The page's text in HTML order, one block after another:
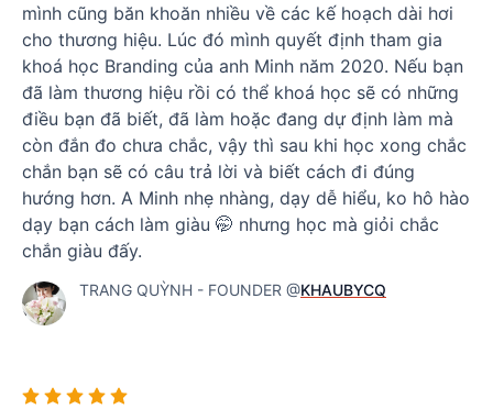
mình cũng băn khoăn nhiều về các kế hoạch dài hơi
cho thương hiệu. Lúc đó mình quyết định tham gia
khoá học Branding của anh Minh năm 2020. Nếu bạn
đã làm thương hiệu rồi có thể khoá học sẽ có những
điều bạn đã biết, đã làm hoặc đang dự định làm mà
còn đắn đo chưa chắc, vậy thì sau khi học xong chắc
chắn bạn sẽ có câu trả lời và biết cách đi đúng
hướng hơn. A Minh nhẹ nhàng, dạy dễ hiểu, ko hô hào
dạy bạn cách làm giàu 🤭 nhưng học mà giỏi chắc
chắn giàu đấy.
TRANG QUỲNH - FOUNDER @KHAUBYCQ